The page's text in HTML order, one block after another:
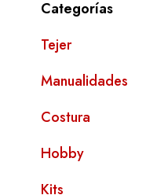
Categorías
Tejer
Manualidades
Costura
Hobby
Kits